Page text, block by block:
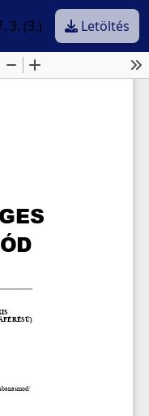
3. (3.) Letöltés